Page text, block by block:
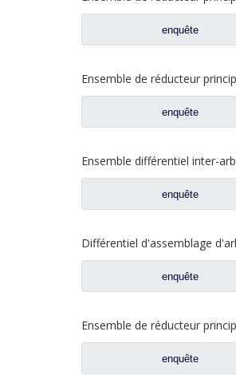
enquête
enquête
enquête
enquête
enquête